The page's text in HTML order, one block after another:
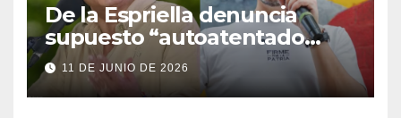
De la Espriella denuncia
supuesto “autoatentado
legislativo” tras decisión de
suspender provisionalmente
a Petro
11 DE JUNIO DE 2026